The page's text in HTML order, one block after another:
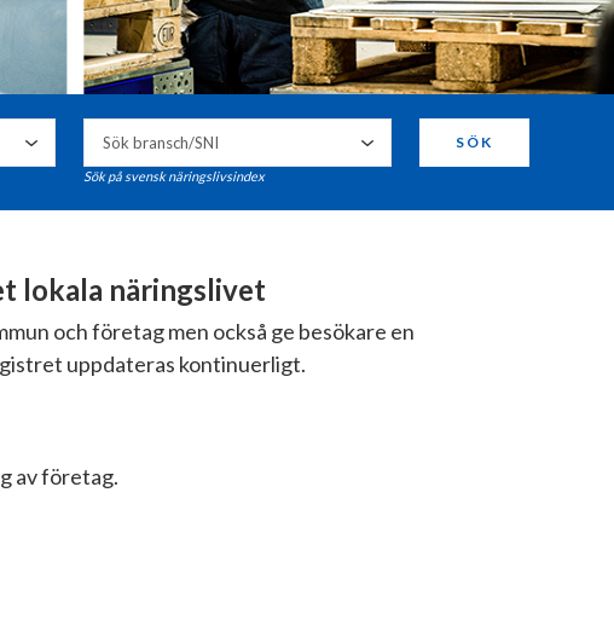
Sök på svensk näringslivsindex
SÖK
lokala näringslivet
och företag men också ge besökare en
uppdateras kontinuerligt.
av företag.